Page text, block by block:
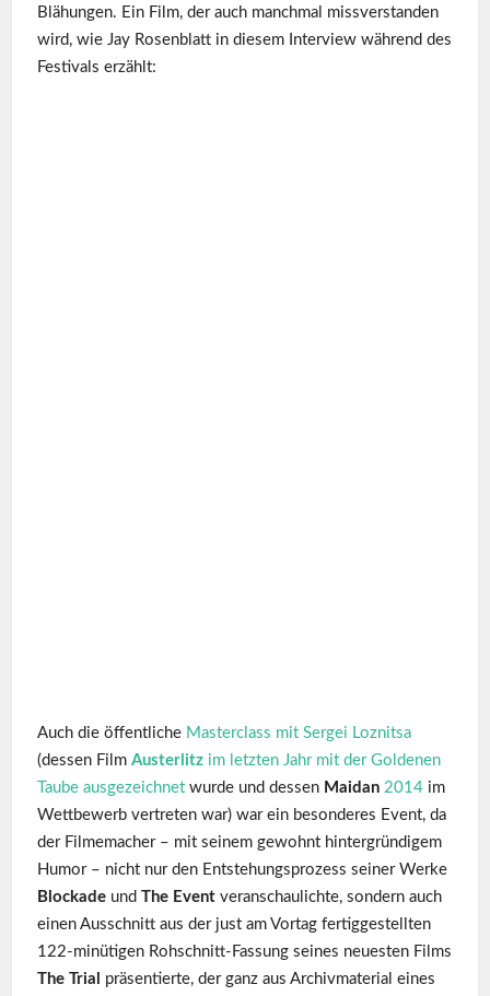
Blähungen. Ein Film, der auch manchmal missverstanden
wird, wie Jay Rosenblatt in diesem Interview während des
Festivals erzählt:
Auch die öffentliche Masterclass mit Sergei Loznitsa
(dessen Film Austerlitzim letzten Jahr mit der Goldenen
Taube ausgezeichnetwurde und dessen Maidan 2014im
Wettbewerb vertreten war) war ein besonderes Event, da
der Filmemacher – mit seinem gewohnt hintergründigem
Humor – nicht nur den Entstehungsprozess seiner Werke
Blockade und The Eventveranschaulichte, sondern auch
einen Ausschnitt aus der just am Vortag fertiggestellten
122-minütigen Rohschnitt-Fassung seines neuesten Films
The Trial
präsentierte, der ganz aus Archivmaterial eines